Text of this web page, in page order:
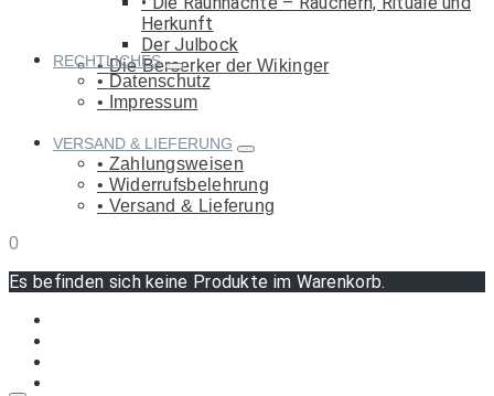
Herkunft
Der Julbock
Die Berserker der Wikinger
RECHTLICHES
Datenschutz
Impressum
VERSAND & LIEFERUNG
Zahlungsweisen
Widerrufsbelehrung
Versand & Lieferung
0
Es befinden sich keine Produkte im Warenkorb.